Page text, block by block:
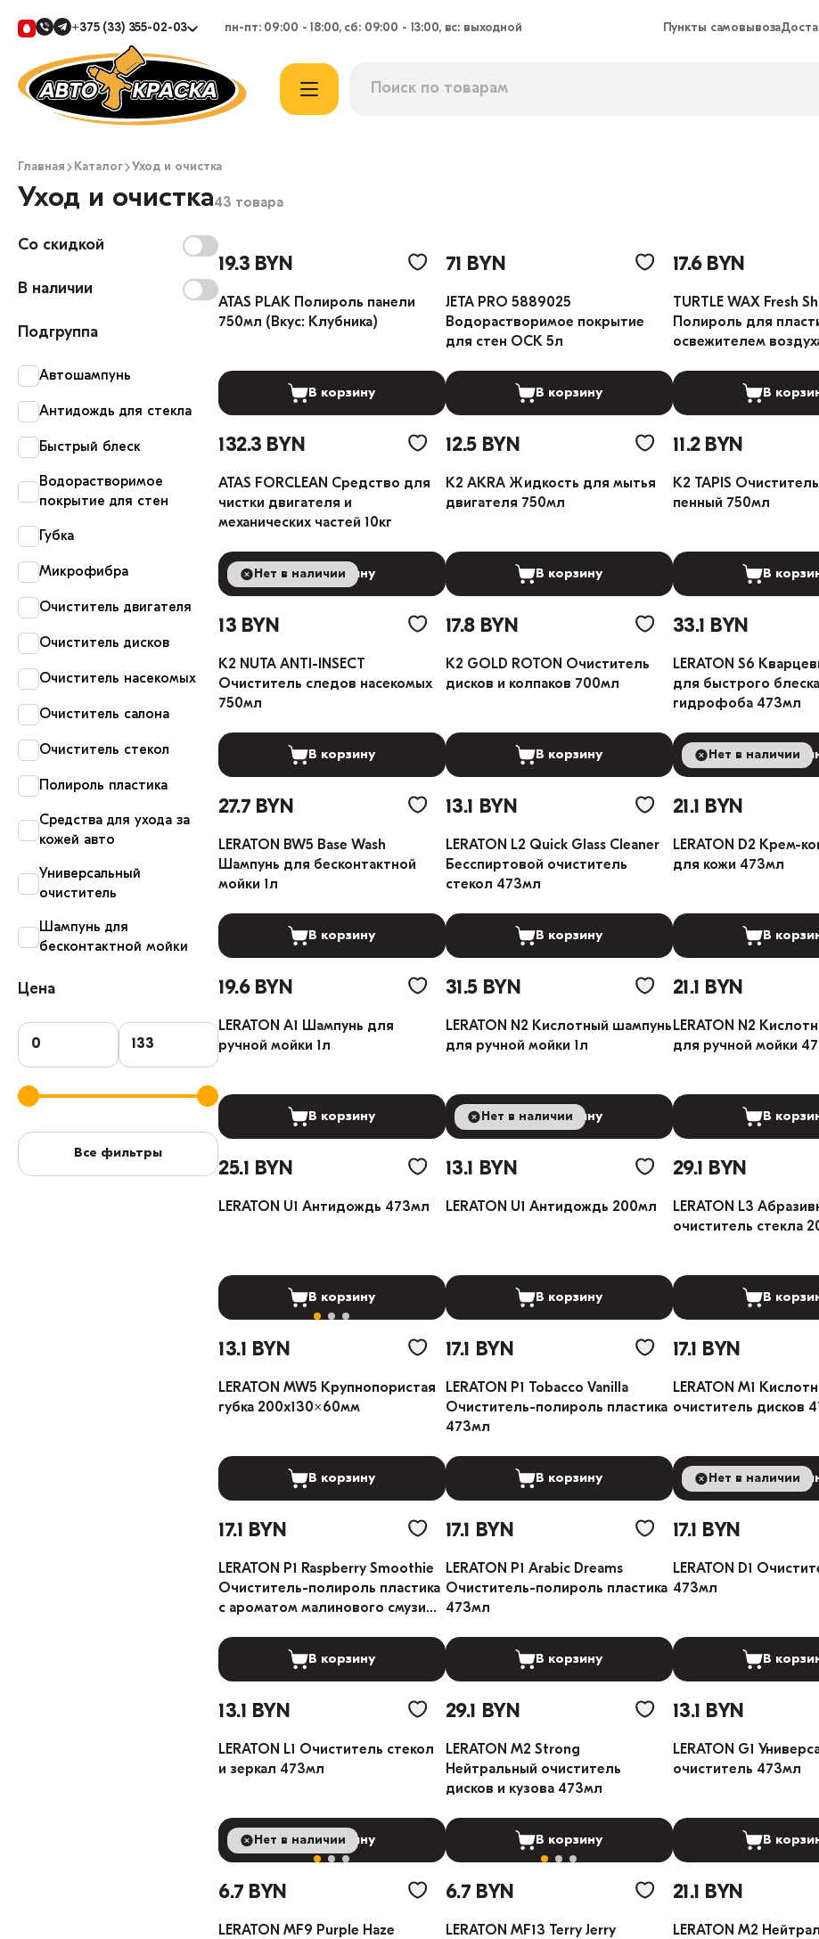
+375 (33) 355-02-03 пн-пт: 09:00 - 18:00, сб: 09:00 - 13:00, вс: выходной Пункты самовывоза
Главная Каталог Уход и очистка
Уход и очистка43 товара
Со скидкой
В наличии
Подгруппа
Автошампунь
Антидождь для стекла
Быстрый блеск
Водорастворимое
покрытие для стен
Губка
Микрофибра
Очиститель двигателя
Очиститель дисков
Очиститель насекомых
Очиститель салона
Очиститель стекол
Полироль пластика
Средства для ухода за
кожей авто
Универсальный
очиститель
Шампунь для
бесконтактной мойки
Цена
Все фильтры
19.3 BYN
ATAS PLAK Полироль панели
750мл (Вкус: Клубника)
В корзину
71 BYN
JETA PRO 5889025
Водорастворимое покрытие
для стен ОСК 5л
В корзину
17.6 BYN
TURTLE WAX Fresh
Полироль для
освежителем
В
132.3 BYN
ATAS FORCLEAN Средство для
чистки двигателя и
механических частей 10кг
В корзину
12.5 BYN
K2 AKRA Жидкость для мытья
двигателя 750мл
В корзину
11.2 BYN
K2 TAPIS
пенный 750мл
В
Нет в наличии
13 BYN
K2 NUTA ANTI-INSECT
Очиститель следов насекомых
750мл
В корзину
17.8 BYN
K2 GOLD ROTON Очиститель
дисков и колпаков 700мл
В корзину
33.1 BYN
LERATON S6
для быстрого
гидрофоба 473мл
В
27.7 BYN
LERATON BW5 Base Wash
Шампунь для бесконтактной
мойки 1л
В корзину
13.1 BYN
LERATON L2 Quick Glass Cleaner
Бесспиртовой очиститель
стекол 473мл
В корзину
Нет в наличии
21.1 BYN
LERATON D2 Крем-
для кожи 473мл
В
19.6 BYN
LERATON A1 Шампунь для
ручной мойки 1л
В корзину
31.5 BYN
LERATON N2 Кислотный шампунь
для ручной мойки 1л
В корзину
21.1 BYN
LERATON N2
для ручной мойки
В
25.1 BYN
LERATON U1 Антидождь 473мл
В корзину
Нет в наличии
13.1 BYN
LERATON U1 Антидождь 200мл
В корзину
29.1 BYN
LERATON L3
очиститель стекла
В
13.1 BYN
LERATON MW5 Крупнопористая
губка 200x130x60мм
В корзину
17.1 BYN
LERATON P1 Tobacco Vanilla
Очиститель-полироль пластика
473мл
В корзину
17.1 BYN
LERATON M1
очиститель дисков
В
17.1 BYN
LERATON P1 Raspberry Smoothie
Очиститель-полироль пластика
c ароматом малинового смузи
В корзину
17.1 BYN
LERATON P1 Arabic Dreams
Очиститель-полироль пластика
473мл
В корзину
Нет в наличии
17.1 BYN
LERATON D1
473мл
В
13.1 BYN
LERATON L1 Очиститель стекол
и зеркал 473мл
В корзину
29.1 BYN
LERATON M2 Strong
Нейтральный очиститель
дисков и кузова 473мл
В корзину
13.1 BYN
LERATON G1
очиститель 473мл
В
Нет в наличии
6.7 BYN
LERATON MF9 Purple Haze
6.7 BYN
LERATON MF13 Terry Jerry
21.1 BYN
LERATON M2